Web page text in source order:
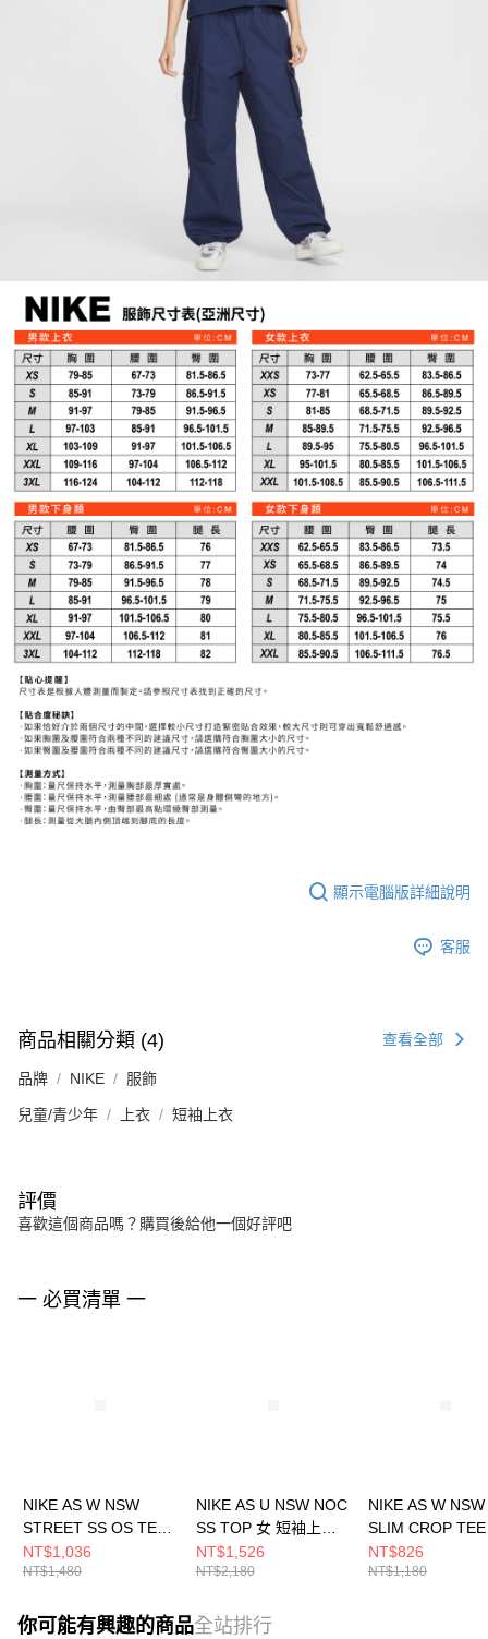
顯示電腦版詳細說明
客服
商品相關分類 (4) 查看全部
品牌 NIKE 服飾
兒童/青少年 上衣 短袖上衣
評價
喜歡這個商品嗎？購買後給他一個好評吧
一 必買清單 一
NIKE AS W NSW
STREET SS OS TEE
女 短袖上衣
HV4973121
NT$1,036
NT$1,480
NIKE AS U NSW NOC
SS TOP 女 短袖上衣
HJ0350072
NT$1,526
NT$2,180
NIKE AS W NSW
SLIM CROP TEE
STREET 女 短袖
HQ1710133
NT$826
NT$1,180
你可能有興趣的商品全站排行